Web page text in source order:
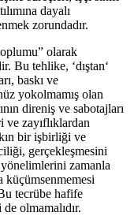
dayalı
zorundadır.
olarak
Bu tehlike, ‘dıştan‘
baskı ve
yokolmamış olan
direniş ve sabotajları
ve zayıflıklardan
bir işbirliği ve
gerçekleşmesini
zamanla
küçümsenmemesi
tecrübe hafife
olmamalıdır.